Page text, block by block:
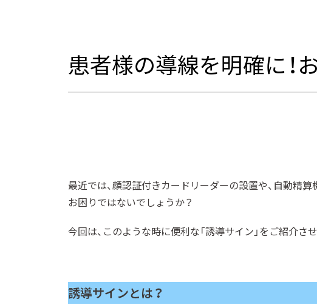
患者様の導線を明確に！
最近では、顔認証付きカードリーダーの設置や、自動精
お困りではないでしょうか？
今回は、このような時に便利な「誘導サイン」をご紹介さ
誘導サインとは？